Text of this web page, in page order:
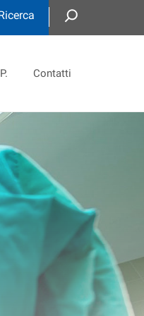
Contatti